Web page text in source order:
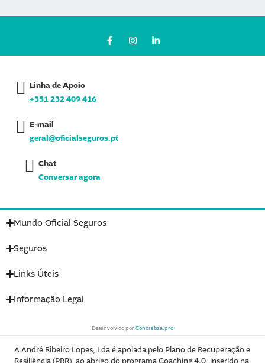
F
a
c
I
n
s
i
n
Linha de Apoio
+351 232 409 416
E-mail
geral@oficialseguros.pt
Chat
Conversar agora
Mundo Oficial Seguros
Seguros
Links Úteis
Informação Legal
Desenvolvido porConcretiza.pro
A André Ribeiro Lopes, Lda é apoiada pelo Plano de Recuperação e
Resiliência (PRR), ao abrigo do programa Coaching 4.0, inserido na